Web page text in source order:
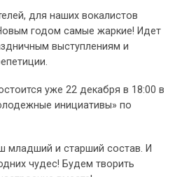
для наших вокалистов
годом самые жаркие! Идет
выступлениям и
уже 22 декабря в 18:00 в
инициативы» по
младший и старший состав. И
чудес! Будем творить